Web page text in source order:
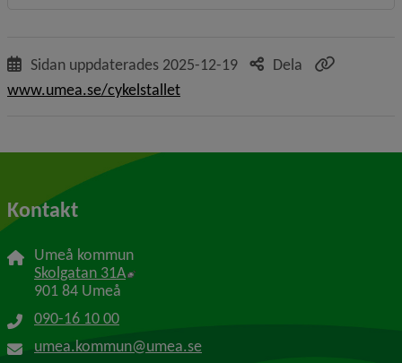
Sidan uppdaterades 2025-12-19
Dela
www.umea.se/cykelstallet
Kontakt
Umeå kommun
Skolgatan 31A Länk till annan webbplats, öppnas i nytt
901 84 Umeå
090-16 10 00
umea.kommun@umea.se